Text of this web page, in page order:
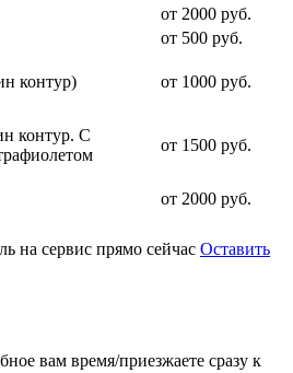
от 2000 руб.
от 500 руб.
контур) от 1000 руб.
контур. С
от 1500 руб.
от 2000 руб.
на сервис прямо сейчас Оставить
вам время/приезжаете сразу к